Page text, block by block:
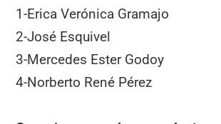
1-Erica Verónica Gramajo
2-José Esquivel
3-Mercedes Ester Godoy
4-Norberto René Pérez